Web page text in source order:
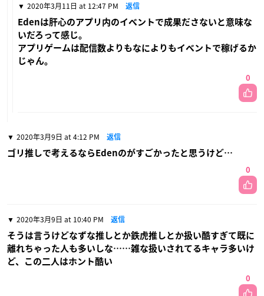
2020年3月11日 at 12:47 PM 返信
Edenは肝心のアプリ内のイベントで成果ださないと意味な
いだろって感じ。
アプリゲームは配信数よりもなによりもイベントで稼げるか
じゃん。
0
2020年3月9日 at 4:12 PM 返信
ゴリ推しで考えるならEdenのがすごかったと思うけど…
0
2020年3月9日 at 10:40 PM 返信
そうは言うけどなずな推しとか鉄虎推しとか扱い酷すぎて既に
離れちゃった人も多いしな……雑な扱いされてるキャラ多いけ
ど、この二人はホント酷い
0